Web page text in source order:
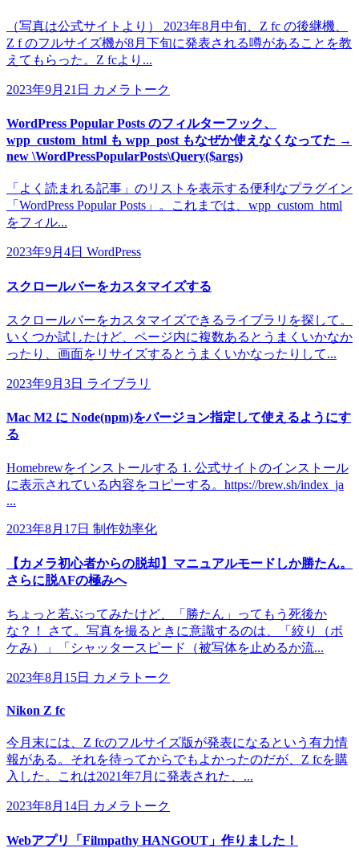
（写真は公式サイトより） 2023年8月中旬、Z fc の後継機、
Z f のフルサイズ機が8月下旬に発表される噂があることを教
えてもらった。Z fcより...
2023年9月21日 カメラトーク
WordPress Popular Posts のフィルターフック、
wpp_custom_html も wpp_post もなぜか使えなくなってた →
new \WordPressPopularPosts\Query($args)
「よく読まれる記事」のリストを表示する便利なプラグイン
「WordPress Popular Posts」。これまでは、wpp_custom_html
をフィル...
2023年9月4日 WordPress
スクロールバーをカスタマイズする
スクロールバーをカスタマイズできるライブラリを探して。
いくつか試したけど、ページ内に複数あるとうまくいかなか
ったり、画面をリサイズするとうまくいかなったりして...
2023年9月3日 ライブラリ
Mac M2 に Node(npm)をバージョン指定して使えるようにす
る
Homebrewをインストールする 1. 公式サイトのインストール
に表示されている内容をコピーする。https://brew.sh/index_ja
...
2023年8月17日 制作効率化
【カメラ初心者からの脱却】マニュアルモードしか勝たん。
さらに脱AFの極みへ
ちょっと若ぶってみたけど、「勝たん」ってもう死後か
な？！ さて。写真を撮るときに意識するのは、「絞り（ボ
ケみ）」「シャッタースピード（被写体を止めるか流...
2023年8月15日 カメラトーク
Nikon Z fc
今月末には、Z fcのフルサイズ版が発表になるという有力情
報がある。それを待ってからでもよかったのだが、Z fcを購
入した。これは2021年7月に発表された、...
2023年8月14日 カメラトーク
Webアプリ「Filmpathy HANGOUT」作りました！